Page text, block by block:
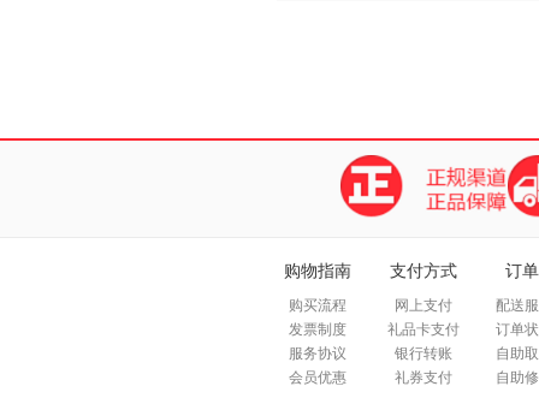
购物指南
购买流程
发票制度
服务协议
会员优惠
支付方式
网上支付
礼品卡支付
银行转账
礼券支付
订
配送
订单
自助
自助